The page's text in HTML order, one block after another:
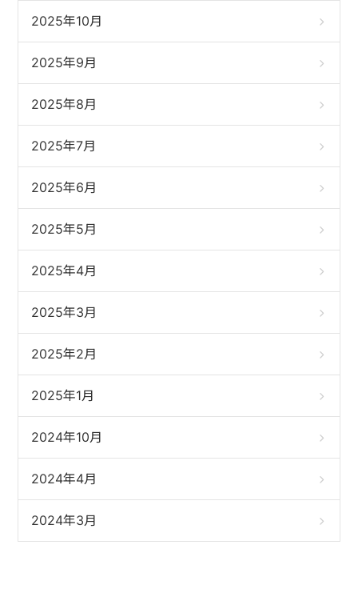
2025年10月
2025年9月
2025年8月
2025年7月
2025年6月
2025年5月
2025年4月
2025年3月
2025年2月
2025年1月
2024年10月
2024年4月
2024年3月